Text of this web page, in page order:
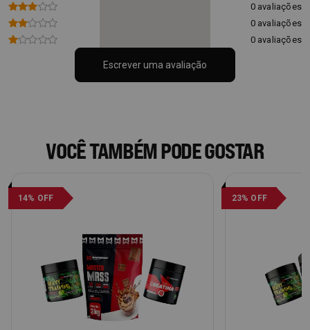
0 avaliações
0 avaliações
0 avaliações
Escrever uma avaliação
VOCÊ TAMBÉM PODE GOSTAR
14% OFF 23% OFF